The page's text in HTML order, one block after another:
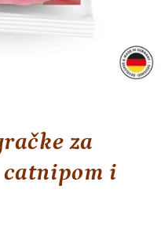
za
catnipom i